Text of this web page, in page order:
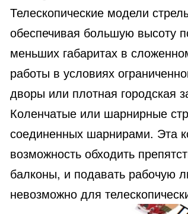
Телескопические модели
обеспечивая большую высоту
меньших габаритах в
работы в условиях
дворы или плотная городская
Коленчатые или шарнирные
соединенных шарнирами. Эта
возможность обходить
балконы, и подавать рабочую
невозможно для